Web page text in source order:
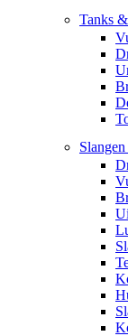
Tanks